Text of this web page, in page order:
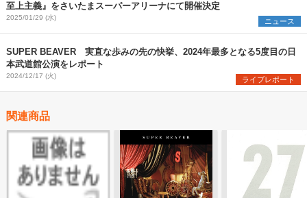
至上主義』をさいたまスーパーアリーナにて開催決定
2025/01/29 (水) ニュース
SUPER BEAVER 実直な歩みの先の快挙、2024年最多となる5度目の日
本武道館公演をレポート
2024/12/17 (火) ライブレポート
関連商品